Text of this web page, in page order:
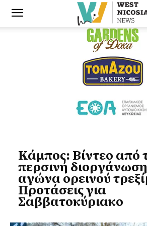
Κάμπος: Βίντεο από
περσινή
αγώνα ορεινού
Προτάσεις για
Σαββατοκύριακο